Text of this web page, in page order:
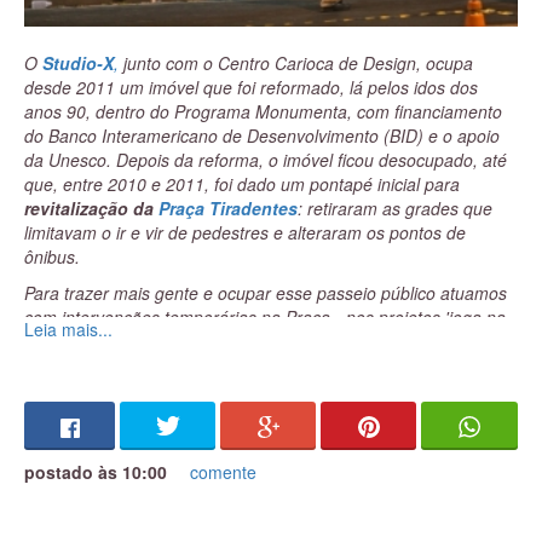
O Studio-X, junto com o Centro Carioca de Design, ocupa
desde 2011 um imóvel que foi reformado, lá pelos idos dos
anos 90, dentro do Programa Monumenta, com financiamento
do Banco Interamericano de Desenvolvimento (BID) e o apoio
da Unesco. Depois da reforma, o imóvel ficou desocupado, até
que, entre 2010 e 2011, foi dado um pontapé inicial para
revitalização da Praça Tiradentes: retiraram as grades que
limitavam o ir e vir de pedestres e alteraram os pontos de
ônibus.
Para trazer mais gente e ocupar esse passeio público atuamos
com intervenções temporárias na Praça - nos projetos 'joga na
vaga', 'abraçasso' e, mais recentemente, no
Gentil Carioca, entre outros. Que precisa acontecer mais vezes,
com outras iniciativas, em outros sábados: assim temos mais
gente na rua, mais protegidos, com lugar onde comer, ver
shows. Porque não basta ter entretenimento noturno e ser
Leia mais...
postado às 10:00 comente